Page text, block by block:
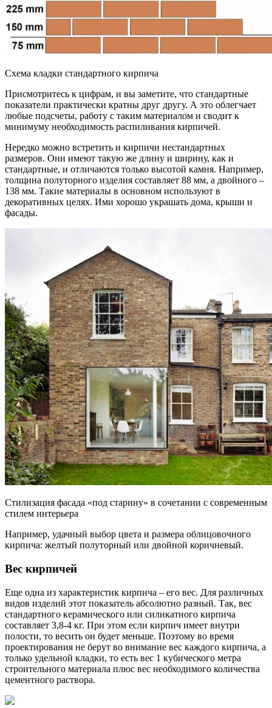
Схема кладки стандартного кирпича
Присмотритесь к цифрам, и вы заметите, что стандартные
показатели практически кратны друг другу. А это облегчает
любые подсчеты, работу с таким материалом и сводит к
минимуму необходимость распиливания кирпичей.
Нередко можно встретить и кирпичи нестандартных
размеров. Они имеют такую же длину и ширину, как и
стандартные, и отличаются только высотой камня. Например,
толщина полуторного изделия составляет 88 мм, а двойного –
138 мм. Такие материалы в основном используют в
декоративных целях. Ими хорошо украшать дома, крыши и
фасады.
Стилизация фасада «под старину» в сочетании с современным
стилем интерьера
Например, удачный выбор цвета и размера облицовочного
кирпича: желтый полуторный или двойной коричневый.
Вес кирпичей
Еще одна из характеристик кирпича – его вес. Для различных
видов изделий этот показатель абсолютно разный. Так, вес
стандартного керамического или силикатного кирпича
составляет 3,8-4 кг. При этом если кирпич имеет внутри
полости, то весить он будет меньше. Поэтому во время
проектирования не берут во внимание вес каждого кирпича, а
только удельной кладки, то есть вес 1 кубического метра
строительного материала плюс вес необходимого количества
цементного раствора.